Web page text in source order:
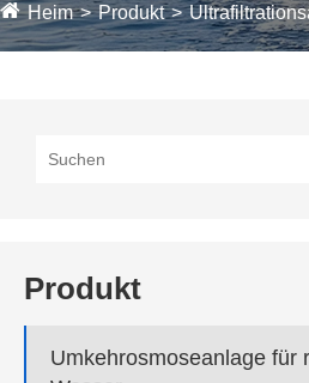
Heim Produkt
Produkt
Umkehrosmoseanlage für